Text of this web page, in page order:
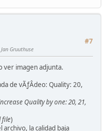
#7
Gruuthuse
ver imagen adjunta.
de vÃƒÂ­deo: Quality: 20,
Quality by one: 20, 21,
file)
la calidad baja